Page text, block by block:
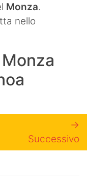
Monza.
nello
→
Successivo